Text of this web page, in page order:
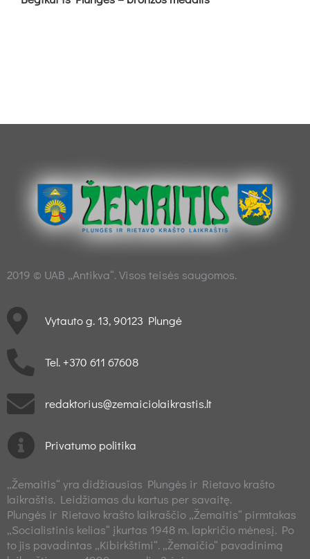
2019 © UAB „Antikva“. Visos teisės saugomos.
Vytauto g. 13, 90123 Plungė
Tel. +370 611 67608
redaktorius@zemaiciolaikrastis.lt
Privatumo politika
„Žemaitis“ yra didžiausias Plungės ir Rietavo krašto
laikraštis. Leidžiamas du kartus per savaitę.
Plungės ir Rietavo krašto laikraščio „Žemaitis“ pirmtakas
„Socialistinis kelias“ įkurtas 1948 m. lapkričio mėnesį. Po
to jis pavadintas „Kibirkštimi“. „Žemaičio“ pavadinimą